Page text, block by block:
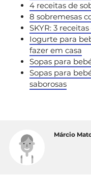
4 receitas de
8 sobremesas
SKYR: 3
Iogurte para
fazer em casa
Sopas para
Sopas para
saborosas
Márcio